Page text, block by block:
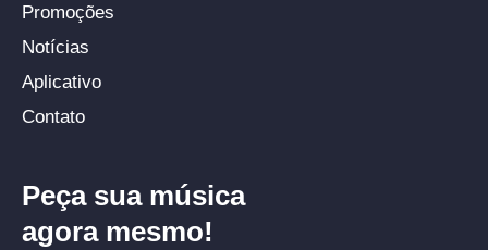
Promoções
Notícias
Aplicativo
Contato
Peça sua música
agora mesmo!